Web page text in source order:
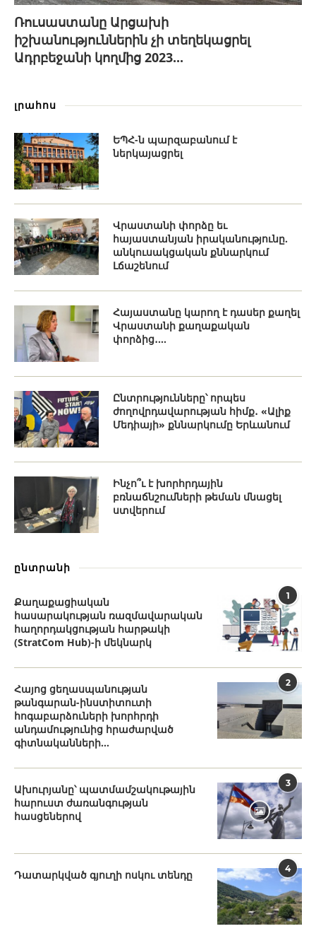
Ռուսաստանը Արցախի
իշխանություններին չի տեղեկացրել
Ադրբեջանի կողմից 2023...
լրահոս
ԵՊՀ-ն պարզաբանում է
ներկայացրել
Վրաստանի փորձը եւ
հայաստանյան իրականությունը.
անկուսակցական քննարկում
Լճաշենում
Հայաստանը կարող է դասեր քաղել
Վրաստանի քաղաքական
փորձից․...
Ընտրությունները՝ որպես
ժողովրդավարության հիմք․ «Ալիք
Մեդիայի» քննարկումը Երևանում
Ինչո՞ւ է խորհրդային
բռնաճնշումների թեման մնացել
ստվերում
ընտրանի
1
Քաղաքացիական
հասարակության ռազմավարական
հաղորդակցության հարթակի
(StratCom Hub)-ի մեկնարկ
2
Հայոց ցեղասպանության
թանգարան-ինստիտուտի
հոգաբարձուների խորհրդի
անդամությունից հրաժարված
գիտնականների...
3
Ախուրյանը՝ պատմամշակութային
հարուստ ժառանգության
հասցեներով
4
Դատարկված գյուղի ոսկու տենդը